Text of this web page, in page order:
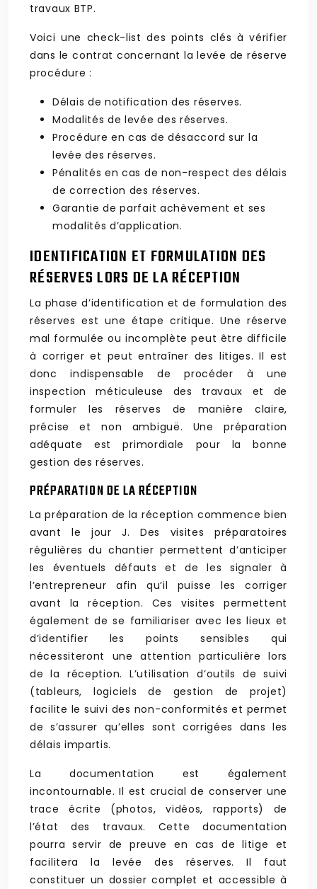
travaux BTP.
Voici une check-list des points clés à vérifier
dans le contrat concernant la levée de réserve
procédure :
Délais de notification des réserves.
Modalités de levée des réserves.
Procédure en cas de désaccord sur la
levée des réserves.
Pénalités en cas de non-respect des délais
de correction des réserves.
Garantie de parfait achèvement et ses
modalités d’application.
IDENTIFICATION ET FORMULATION DES
RÉSERVES LORS DE LA RÉCEPTION
La phase d’identification et de formulation des
réserves est une étape critique. Une réserve
mal formulée ou incomplète peut être difficile
à corriger et peut entraîner des litiges. Il est
donc indispensable de procéder à une
inspection méticuleuse des travaux et de
formuler les réserves de manière claire,
précise et non ambiguë. Une préparation
adéquate est primordiale pour la bonne
gestion des réserves.
PRÉPARATION DE LA RÉCEPTION
La préparation de la réception commence bien
avant le jour J. Des visites préparatoires
régulières du chantier permettent d’anticiper
les éventuels défauts et de les signaler à
l’entrepreneur afin qu’il puisse les corriger
avant la réception. Ces visites permettent
également de se familiariser avec les lieux et
d’identifier les points sensibles qui
nécessiteront une attention particulière lors
de la réception. L’utilisation d’outils de suivi
(tableurs, logiciels de gestion de projet)
facilite le suivi des non-conformités et permet
de s’assurer qu’elles sont corrigées dans les
délais impartis.
La documentation est également
incontournable. Il est crucial de conserver une
trace écrite (photos, vidéos, rapports) de
l’état des travaux. Cette documentation
pourra servir de preuve en cas de litige et
facilitera la levée des réserves. Il faut
constituer un dossier complet et accessible à